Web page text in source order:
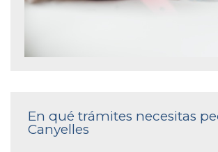
En qué trámites necesitas
Canyelles